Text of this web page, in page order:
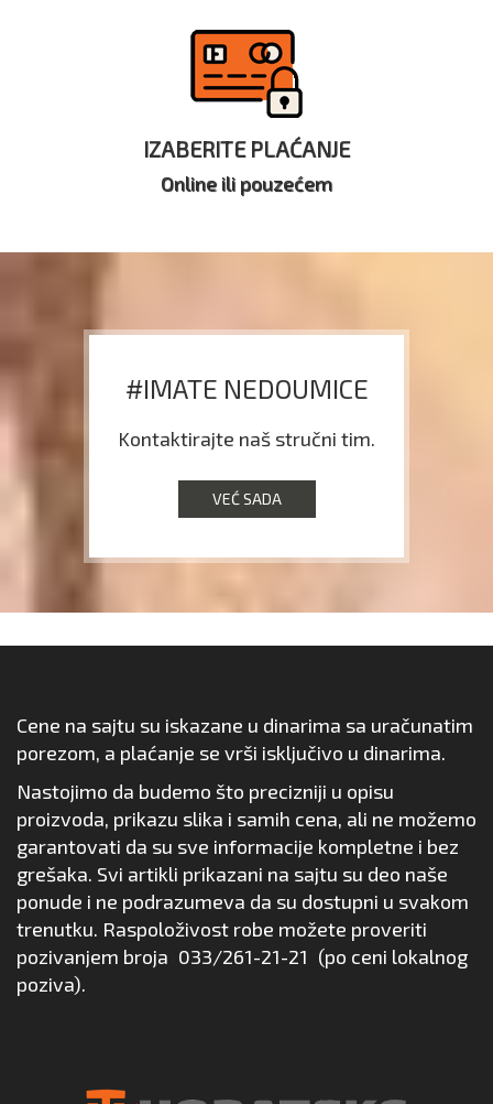
IZABERITE PLAĆANJE
Online ili pouzećem
#IMATE NEDOUMICE
Kontaktirajte naš stručni tim.
VEĆ SADA
Cene na sajtu su iskazane u dinarima sa uračunatim
porezom, a plaćanje se vrši isključivo u dinarima.
Nastojimo da budemo što precizniji u opisu
proizvoda, prikazu slika i samih cena, ali ne možemo
garantovati da su sve informacije kompletne i bez
grešaka. Svi artikli prikazani na sajtu su deo naše
ponude i ne podrazumeva da su dostupni u svakom
trenutku. Raspoloživost robe možete proveriti
pozivanjem broja 033/261-21-21 (po ceni lokalnog
poziva).